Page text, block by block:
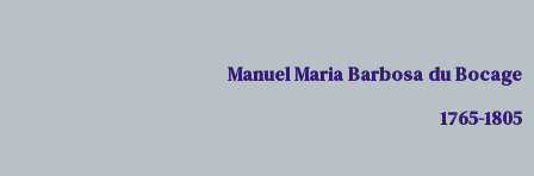
Manuel Maria Barbosa du Bocage
1765-1805